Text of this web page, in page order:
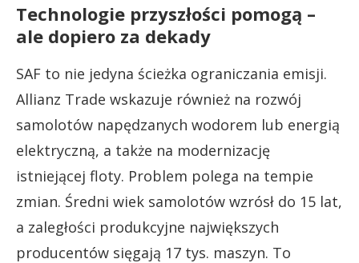
Technologie przyszłości pomogą –
ale dopiero za dekady
SAF to nie jedyna ścieżka ograniczania emisji.
Allianz Trade wskazuje również na rozwój
samolotów napędzanych wodorem lub energią
elektryczną, a także na modernizację
istniejącej floty. Problem polega na tempie
zmian. Średni wiek samolotów wzrósł do 15 lat,
a zaległości produkcyjne największych
producentów sięgają 17 tys. maszyn. To